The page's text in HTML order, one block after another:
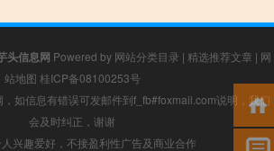
头信息网 Powered by 网站分类目录 | 精选推荐文章 | 网
站地图 桂ICP备08100253号
如信息有错误可发邮件到f_fb#foxmail.com说明，我们
会及时纠正，谢谢
兴趣爱好，不接盈利性广告及商业合作